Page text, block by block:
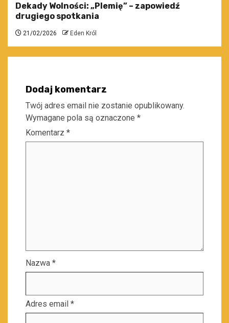
Dekady Wolności: „Plemię” – zapowiedź
drugiego spotkania
21/02/2026 Eden Król
Dodaj komentarz
Twój adres email nie zostanie opublikowany.
Wymagane pola są oznaczone *
Komentarz *
Nazwa *
Adres email *